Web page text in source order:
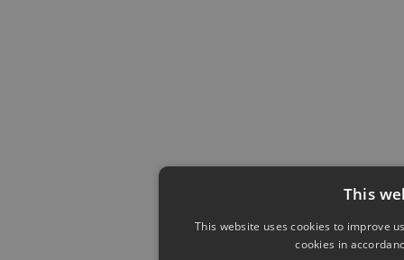
This
This website uses cookies to improve
cookies in